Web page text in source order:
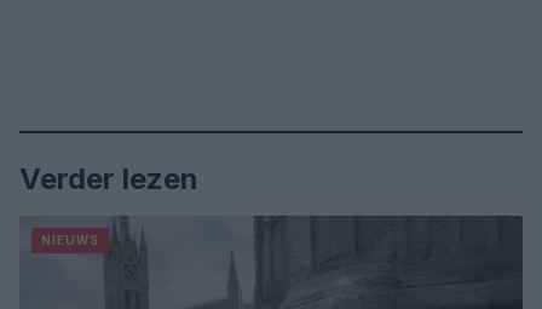
Verder lezen
NIEUWS